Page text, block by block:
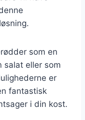
som en
salat eller som
er
fantastisk
i din kost.